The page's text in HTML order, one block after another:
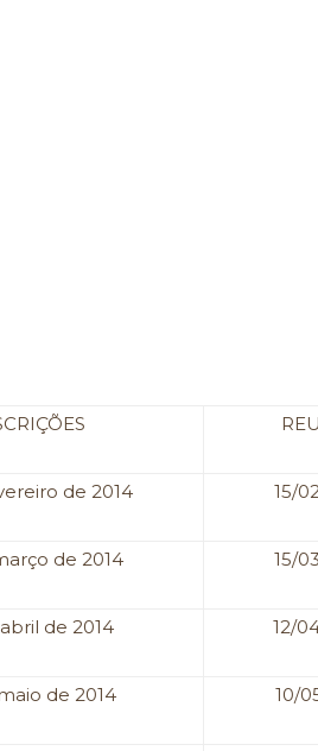
de 2014 15/
de 2014 15/
de 2014 12/
de 2014 10/